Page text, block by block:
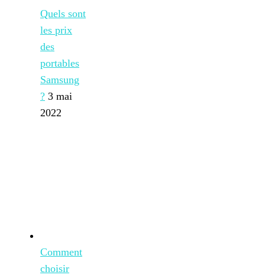
Quels sont
les prix
des
portables
Samsung
? 3 mai
2022
Comment
choisir